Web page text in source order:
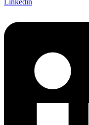
Linkedin